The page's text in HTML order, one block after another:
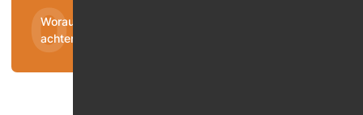
Worauf sollte man bei privaten Suchtkliniken
achten?